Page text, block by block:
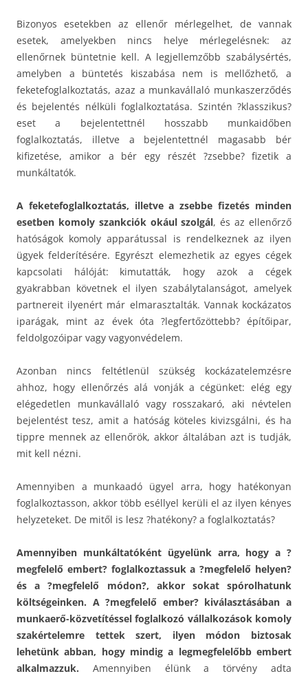
Bizonyos esetekben az ellenőr mérlegelhet, de vannak
esetek, amelyekben nincs helye mérlegelésnek: az
ellenőrnek büntetnie kell. A legjellemzőbb szabálysértés,
amelyben a büntetés kiszabása nem is mellőzhető, a
feketefoglalkoztatás, azaz a munkavállaló munkaszerződés
és bejelentés nélküli foglalkoztatása. Szintén ?klasszikus?
eset a bejelentettnél hosszabb munkaidőben
foglalkoztatás, illetve a bejelentettnél magasabb bér
kifizetése, amikor a bér egy részét ?zsebbe? fizetik a
munkáltatók.
A feketefoglalkoztatás, illetve a zsebbe fizetés minden
esetben komoly szankciók okául szolgál, és az ellenőrző
hatóságok komoly apparátussal is rendelkeznek az ilyen
ügyek felderítésére. Egyrészt elemezhetik az egyes cégek
kapcsolati hálóját: kimutatták, hogy azok a cégek
gyakrabban követnek el ilyen szabálytalanságot, amelyek
partnereit ilyenért már elmarasztalták. Vannak kockázatos
iparágak, mint az évek óta ?legfertőzöttebb? építőipar,
feldolgozóipar vagy vagyonvédelem.
Azonban nincs feltétlenül szükség kockázatelemzésre
ahhoz, hogy ellenőrzés alá vonják a cégünket: elég egy
elégedetlen munkavállaló vagy rosszakaró, aki névtelen
bejelentést tesz, amit a hatóság köteles kivizsgálni, és ha
tippre mennek az ellenőrök, akkor általában azt is tudják,
mit kell nézni.
Amennyiben a munkaadó ügyel arra, hogy hatékonyan
foglalkoztasson, akkor több eséllyel kerüli el az ilyen kényes
helyzeteket. De mitől is lesz ?hatékony? a foglalkoztatás?
Amennyiben munkáltatóként ügyelünk arra, hogy a ?
megfelelő embert? foglalkoztassuk a ?megfelelő helyen?
és a ?megfelelő módon?, akkor sokat spórolhatunk
költségeinken. A ?megfelelő ember? kiválasztásában a
munkaerő-közvetítéssel foglalkozó vállalkozások komoly
szakértelemre tettek szert, ilyen módon biztosak
lehetünk abban, hogy mindig a legmegfelelőbb embert
alkalmazzuk. Amennyiben élünk a törvény adta